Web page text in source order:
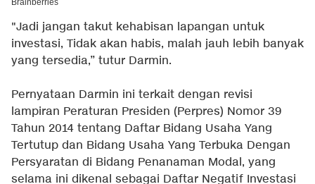
"Jadi jangan takut kehabisan lapangan untuk
investasi, Tidak akan habis, malah jauh lebih banyak
yang tersedia,” tutur Darmin.
Pernyataan Darmin ini terkait dengan revisi
lampiran Peraturan Presiden (Perpres) Nomor 39
Tahun 2014 tentang Daftar Bidang Usaha Yang
Tertutup dan Bidang Usaha Yang Terbuka Dengan
Persyaratan di Bidang Penanaman Modal, yang
selama ini dikenal sebagai Daftar Negatif Investasi